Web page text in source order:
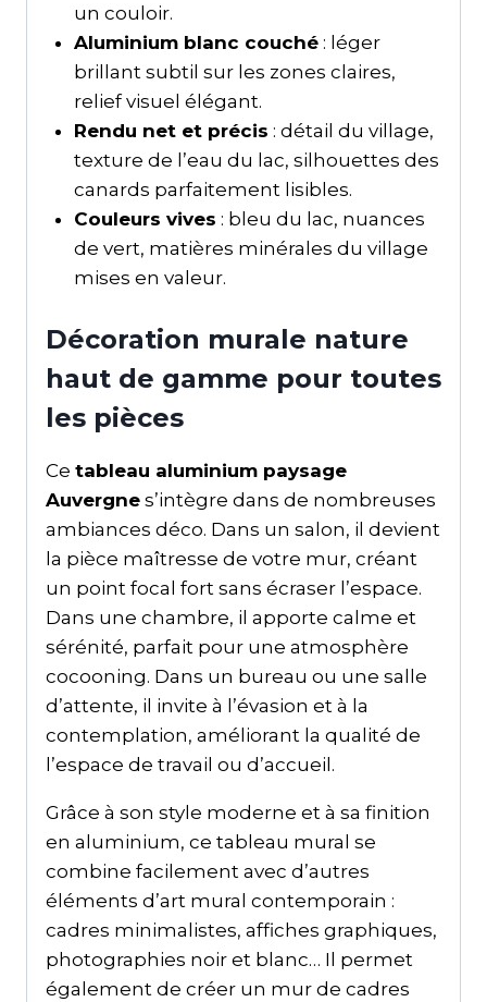
un couloir.
Aluminium blanc couché: léger
brillant subtil sur les zones claires,
relief visuel élégant.
Rendu net et précis : détail du village,
texture de l’eau du lac, silhouettes des
canards parfaitement lisibles.
Couleurs vives : bleu du lac, nuances
de vert, matières minérales du village
mises en valeur.
Décoration murale nature
haut de gamme pour toutes
les pièces
Ce tableau aluminium paysage
Auvergne s’intègre dans de nombreuses
ambiances déco. Dans un salon, il devient
la pièce maîtresse de votre mur, créant
un point focal fort sans écraser l’espace.
Dans une chambre, il apporte calme et
sérénité, parfait pour une atmosphère
cocooning. Dans un bureau ou une salle
d’attente, il invite à l’évasion et à la
contemplation, améliorant la qualité de
l’espace de travail ou d’accueil.
Grâce à son style moderne et à sa finition
en aluminium, ce tableau mural se
combine facilement avec d’autres
éléments d’art mural contemporain :
cadres minimalistes, affiches graphiques,
photographies noir et blanc… Il permet
également de créer un mur de cadres